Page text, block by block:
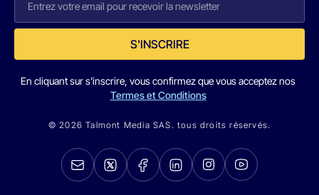
S'INSCRIRE
En cliquant sur s'inscrire, vous confirmez que vous acceptez nos
Termes et Conditions
© 2026 Talmont Media SAS. tous droits réservés.